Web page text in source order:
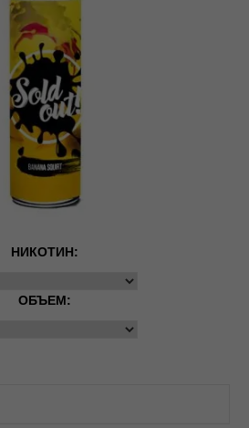
НИКОТИН:
ОБЪЕМ: